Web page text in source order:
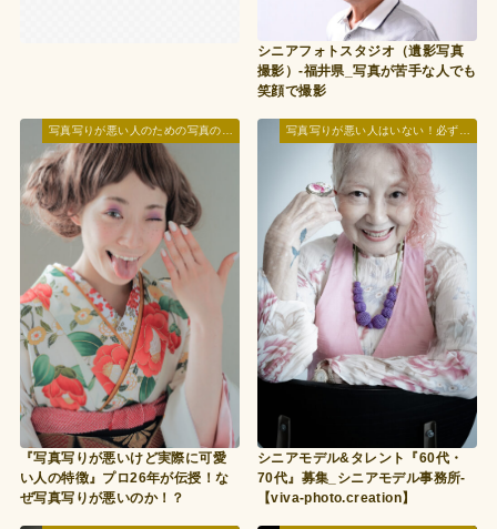
シニアフォトスタジオ（遺影写真
撮影）-福井県_写真が苦手な人でも
笑顔で撮影
写真写りが悪い人のための写真の撮られ方レッスン
『写真写りが悪いけど実際に可愛
い人の特徴』プロ26年が伝授！な
ぜ写真写りが悪いのか！？
写真写りが悪い人はいない！必ず美人に写る『写真の撮られ方講座』
シニアモデル&タレント『60代・
70代』募集_シニアモデル事務所-
【viva-photo.creation】